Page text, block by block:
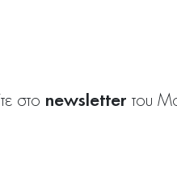
στο newsletter του